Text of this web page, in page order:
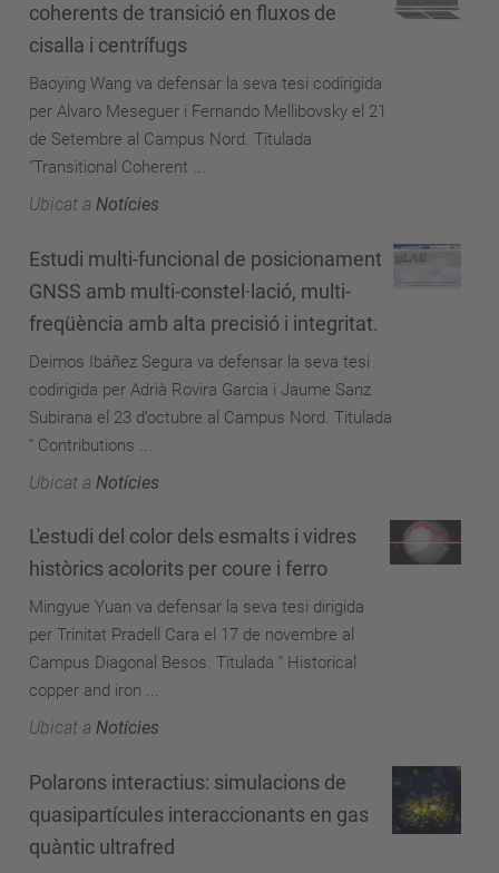
coherents de transició en fluxos de
cisalla i centrífugs
Baoying Wang va defensar la seva tesi codirigida
per Alvaro Meseguer i Fernando Mellibovsky el 21
de Setembre al Campus Nord. Titulada
"Transitional Coherent ...
Ubicat a Notícies
Estudi multi-funcional de posicionament
GNSS amb multi-constel·lació, multi-
freqüència amb alta precisió i integritat.
Deimos Ibáñez Segura va defensar la seva tesi
codirigida per Adrià Rovira Garcia i Jaume Sanz
Subirana el 23 d’octubre al Campus Nord. Titulada
" Contributions ...
Ubicat a Notícies
L'estudi del color dels esmalts i vidres
històrics acolorits per coure i ferro
Mingyue Yuan va defensar la seva tesi dirigida
per Trinitat Pradell Cara el 17 de novembre al
Campus Diagonal Besos. Titulada " Historical
copper and iron ...
Ubicat a Notícies
Polarons interactius: simulacions de
quasipartícules interaccionants en gas
quàntic ultrafred